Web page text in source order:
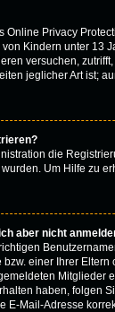
Online Privacy
Kindern unter 13
versuchen,
jeglicher Art ist;
die
Um Hilfe zu
aber nicht
einer Ihrer
Mitglieder
haben, folgen
E-Mail-Adresse